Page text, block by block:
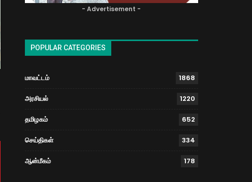
- Advertisement -
POPULAR CATEGORIES
மாவட்டம் 1868
அரசியல் 1220
தமிழகம் 652
செய்திகள் 334
ஆன்மீகம் 178